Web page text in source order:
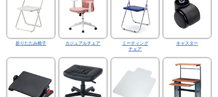
折りたたみ椅子 カジュアルチェア
ミーティング
チェア
キャスター